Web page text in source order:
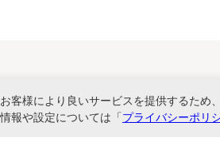
客様により良いサービスを提供するた
報や設定については「プライバシーポリ